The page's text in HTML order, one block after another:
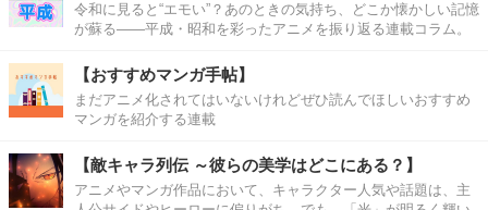
令和に見ると“エモい”？あのときの気持ち、どこか懐かしい記憶
が蘇る――平成・昭和を彩ったアニメを振り返る連載コラム。
【おすすめマンガ手帖】
まだアニメ化されてはいないけれどぜひ読んでほしいおすすめ
マンガを紹介する連載
【敵キャラ列伝 ～彼らの美学はどこにある？】
アニメやマンガ作品において、キャラクター人気や話題は、主